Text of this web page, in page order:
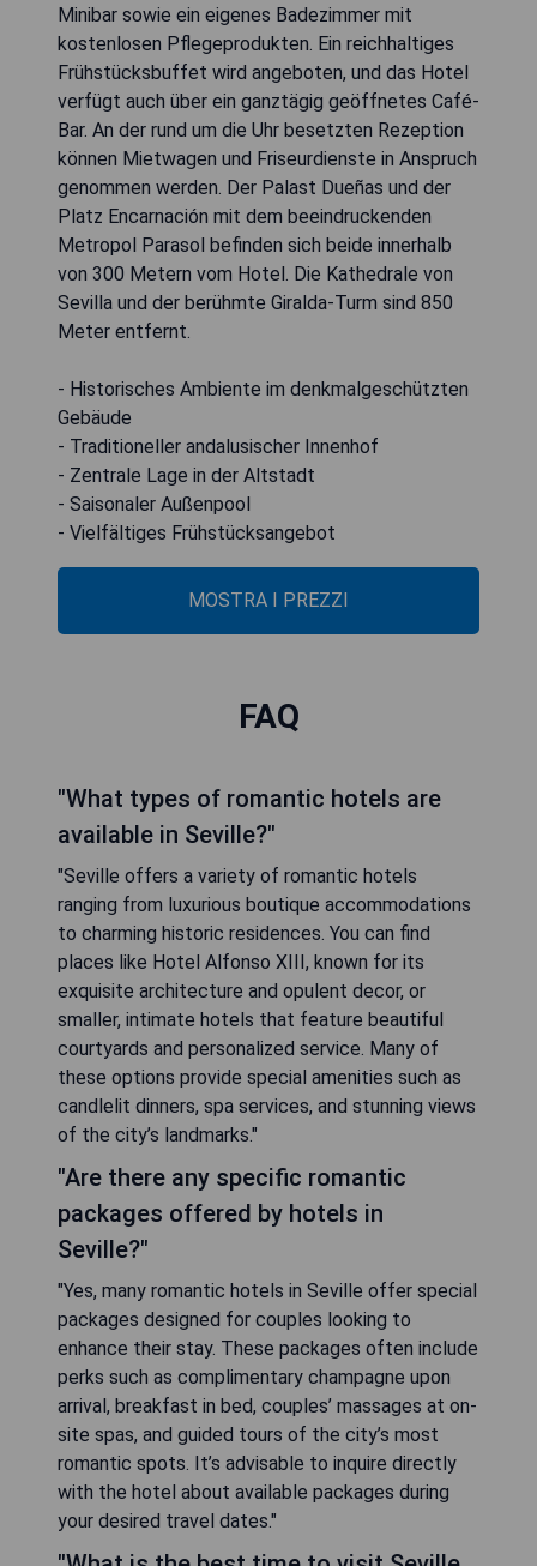
Minibar sowie ein eigenes Badezimmer mit
kostenlosen Pflegeprodukten. Ein reichhaltiges
Frühstücksbuffet wird angeboten, und das Hotel
verfügt auch über ein ganztägig geöffnetes Café-
Bar. An der rund um die Uhr besetzten Rezeption
können Mietwagen und Friseurdienste in Anspruch
genommen werden. Der Palast Dueñas und der
Platz Encarnación mit dem beeindruckenden
Metropol Parasol befinden sich beide innerhalb
von 300 Metern vom Hotel. Die Kathedrale von
Sevilla und der berühmte Giralda-Turm sind 850
Meter entfernt.
- Historisches Ambiente im denkmalgeschützten
Gebäude
- Traditioneller andalusischer Innenhof
- Zentrale Lage in der Altstadt
- Saisonaler Außenpool
- Vielfältiges Frühstücksangebot
MOSTRA I PREZZI
FAQ
"What types of romantic hotels are
available in Seville?"
"Seville offers a variety of romantic hotels
ranging from luxurious boutique accommodations
to charming historic residences. You can find
places like Hotel Alfonso XIII, known for its
exquisite architecture and opulent decor, or
smaller, intimate hotels that feature beautiful
courtyards and personalized service. Many of
these options provide special amenities such as
candlelit dinners, spa services, and stunning views
of the city’s landmarks."
"Are there any specific romantic
packages offered by hotels in
Seville?"
"Yes, many romantic hotels in Seville offer special
packages designed for couples looking to
enhance their stay. These packages often include
perks such as complimentary champagne upon
arrival, breakfast in bed, couples’ massages at on-
site spas, and guided tours of the city’s most
romantic spots. It’s advisable to inquire directly
with the hotel about available packages during
your desired travel dates."